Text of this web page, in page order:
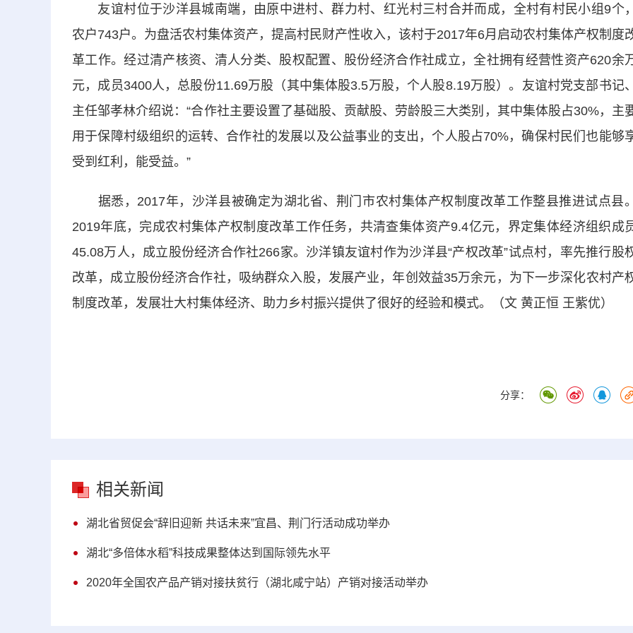
友谊村位于沙洋县城南端，由原中进村、群力村、红光村三村合并而成，全村有村民小组9个，
农户743户。为盘活农村集体资产，提高村民财产性收入，该村于2017年6月启动农村集体产权制度
革工作。经过清产核资、清人分类、股权配置、股份经济合作社成立，全社拥有经营性资产620余
元，成员3400人，总股份11.69万股（其中集体股3.5万股，个人股8.19万股）。友谊村党支部书记、
主任邹孝林介绍说：“合作社主要设置了基础股、贡献股、劳龄股三大类别，其中集体股占30%，主
用于保障村级组织的运转、合作社的发展以及公益事业的支出，个人股占70%，确保村民们也能够
受到红利，能受益。”
据悉，2017年，沙洋县被确定为湖北省、荆门市农村集体产权制度改革工作整县推进试点县。
2019年底，完成农村集体产权制度改革工作任务，共清查集体资产9.4亿元，界定集体经济组织成
45.08万人，成立股份经济合作社266家。沙洋镇友谊村作为沙洋县“产权改革”试点村，率先推行股
改革，成立股份经济合作社，吸纳群众入股，发展产业，年创效益35万余元，为下一步深化农村产
制度改革，发展壮大村集体经济、助力乡村振兴提供了很好的经验和模式。（文 黄正恒 王紫优）
分享：
相关新闻
湖北省贸促会“辞旧迎新 共话未来”宜昌、荆门行活动成功举办
湖北“多倍体水稻”科技成果整体达到国际领先水平
2020年全国农产品产销对接扶贫行（湖北咸宁站）产销对接活动举办